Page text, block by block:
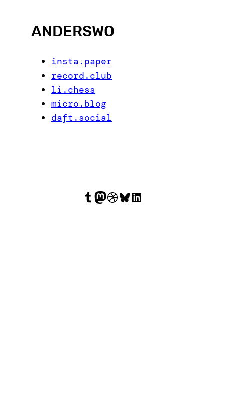
ANDERSWO
insta.paper
record.club
li.chess
micro.blog
daft.social
Tumblr Mastodon Dribbble Bluesky LinkedIn